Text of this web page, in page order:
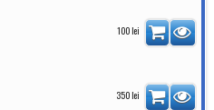
100 lei
350 lei